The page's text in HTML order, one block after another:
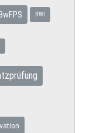
BWI